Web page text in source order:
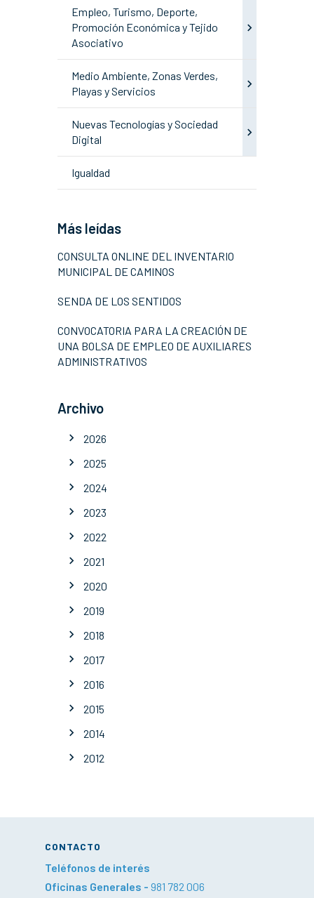
Empleo, Turismo, Deporte,
Promoción Económica y Tejido
Asociativo
Medio Ambiente, Zonas Verdes,
Playas y Servicios
Nuevas Tecnologías y Sociedad
Digital
Igualdad
Más leídas
CONSULTA ONLINE DEL INVENTARIO
MUNICIPAL DE CAMINOS
SENDA DE LOS SENTIDOS
CONVOCATORIA PARA LA CREACIÓN DE
UNA BOLSA DE EMPLEO DE AUXILIARES
ADMINISTRATIVOS
Archivo
2026
2025
2024
2023
2022
2021
2020
2019
2018
2017
2016
2015
2014
2012
CONTACTO
Teléfonos de interés
Oficinas Generales - 981 782 006